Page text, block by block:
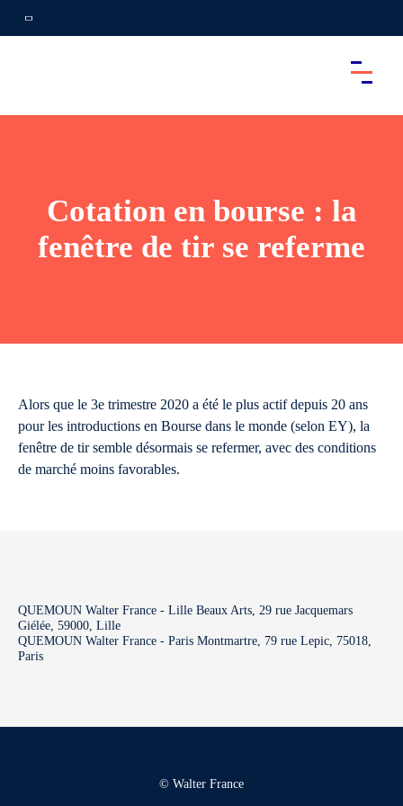
Cotation en bourse : la
fenêtre de tir se referme
Alors que le 3e trimestre 2020 a été le plus actif depuis 20 ans
pour les introductions en Bourse dans le monde (selon EY), la
fenêtre de tir semble désormais se refermer, avec des conditions
de marché moins favorables.
QUEMOUN Walter France - Lille Beaux Arts, 29 rue Jacquemars
Giélée, 59000, Lille
QUEMOUN Walter France - Paris Montmartre, 79 rue Lepic, 75018,
Paris
© Walter France